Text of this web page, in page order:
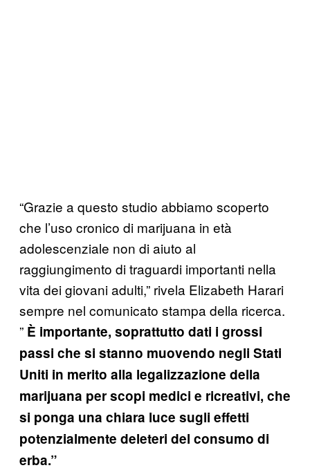
“Grazie a questo studio abbiamo scoperto
che l’uso cronico di marijuana in età
adolescenziale non di aiuto al
raggiungimento di traguardi importanti nella
vita dei giovani adulti,” rivela Elizabeth Harari
sempre nel comunicato stampa della ricerca.
” È importante, soprattutto dati i grossi
passi che si stanno muovendo negli Stati
Uniti in merito alla legalizzazione della
marijuana per scopi medici e ricreativi, che
si ponga una chiara luce sugli effetti
potenzialmente deleteri del consumo di
erba.”